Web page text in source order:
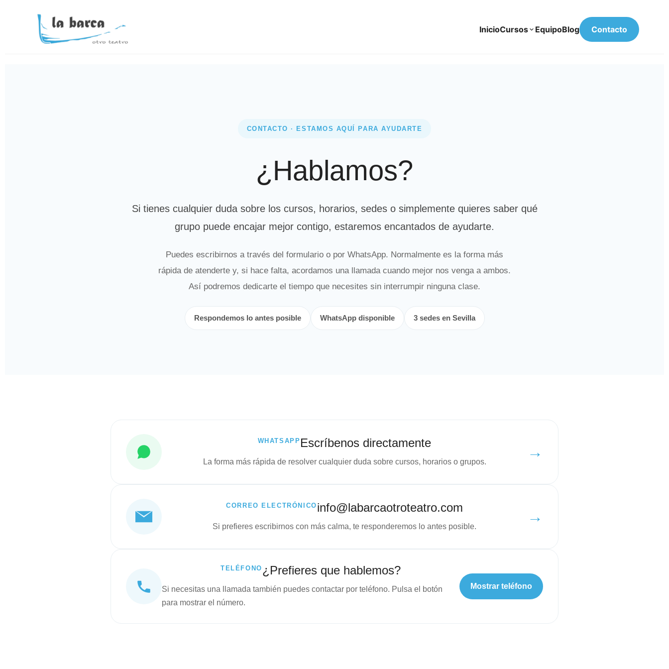
InicioCursos EquipoBlog Contacto
CONTACTO · ESTAMOS AQUÍ PARA AYUDARTE
¿Hablamos?
Si tienes cualquier duda sobre los cursos, horarios, sedes o simplemente quieres saber qué
grupo puede encajar mejor contigo, estaremos encantados de ayudarte.
Puedes escribirnos a través del formulario o por WhatsApp. Normalmente es la forma más
rápida de atenderte y, si hace falta, acordamos una llamada cuando mejor nos venga a ambos.
Así podremos dedicarte el tiempo que necesites sin interrumpir ninguna clase.
Respondemos lo antes posible WhatsApp disponible 3 sedes en Sevilla
WHATSAPP Escríbenos directamente
La forma más rápida de resolver cualquier duda sobre cursos, horarios o grupos.
→
CORREO ELECTRÓNICO info@labarcaotroteatro.com
Si prefieres escribirnos con más calma, te responderemos lo antes posible.
→
TELÉFONO ¿Prefieres que hablemos?
Si necesitas una llamada también puedes contactar por teléfono. Pulsa el botón
para mostrar el número.
Mostrar teléfono